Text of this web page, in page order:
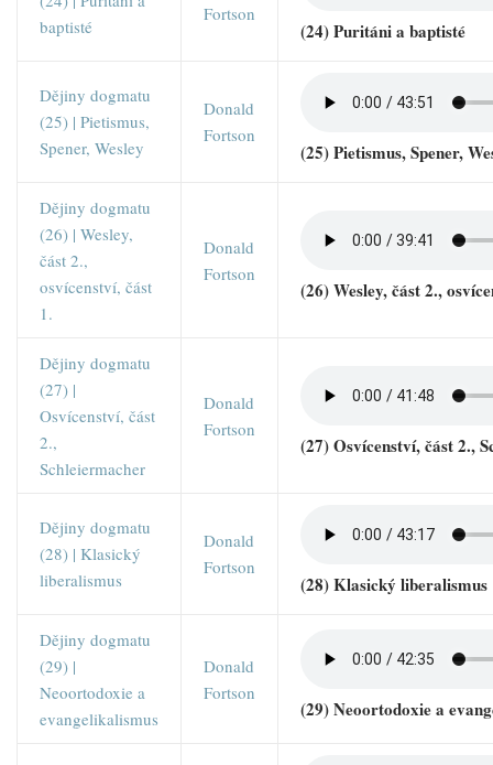
baptisté
Fortson
(24) Puritáni a baptisté
Dějiny dogmatu
(25) | Pietismus,
Spener, Wesley
Donald
Fortson
(25) Pietismus, Spener,
Dějiny dogmatu
(26) | Wesley,
část 2.,
osvícenství, část
1.
Donald
Fortson
(26) Wesley, část 2.,
Dějiny dogmatu
(27) |
Osvícenství, část
2.,
Schleiermacher
Donald
Fortson
(27) Osvícenství, část 2.,
Dějiny dogmatu
(28) | Klasický
liberalismus
Donald
Fortson
(28) Klasický liberalismus
Dějiny dogmatu
(29) |
Neoortodoxie a
evangelikalismus
Donald
Fortson
(29) Neoortodoxie a